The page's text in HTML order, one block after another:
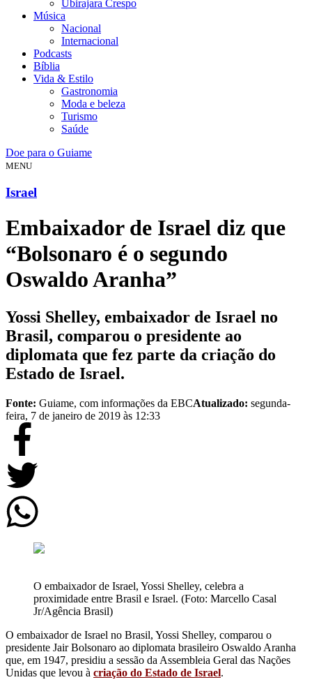
Ubirajara Crespo
Música
Nacional
Internacional
Podcasts
Bíblia
Vida & Estilo
Gastronomia
Moda e beleza
Turismo
Saúde
Doe para o Guiame
MENU
Israel
Embaixador de Israel diz que
“Bolsonaro é o segundo
Oswaldo Aranha”
Yossi Shelley, embaixador de Israel no
Brasil, comparou o presidente ao
diplomata que fez parte da criação do
Estado de Israel.
Fonte: Guiame, com informações da EBCAtualizado: segunda-
feira, 7 de janeiro de 2019 às 12:33
O embaixador de Israel, Yossi Shelley, celebra a
proximidade entre Brasil e Israel. (Foto: Marcello Casal
Jr/Agência Brasil)
O embaixador de Israel no Brasil, Yossi Shelley, comparou o
presidente Jair Bolsonaro ao diplomata brasileiro Oswaldo Aranha
que, em 1947, presidiu a sessão da Assembleia Geral das Nações
Unidas que levou à criação do Estado de Israel.